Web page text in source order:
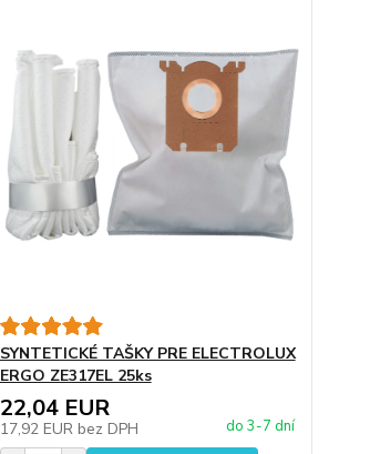
SYNTETICKÉ TAŠKY PRE ELECTROLUX
ERGO ZE317EL 25ks
22,04 EUR
17,92 EUR bez DPH do 3-7 dní